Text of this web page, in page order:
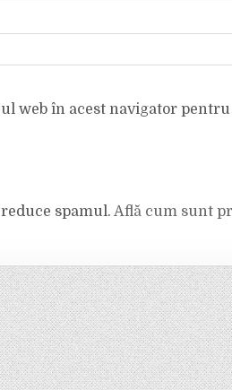
web în acest navigator pentru
spamul. Află cum sunt